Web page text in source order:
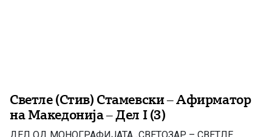
Светле (Стив) Стамевски – Афирматор
на Македонија – Дел I (3)